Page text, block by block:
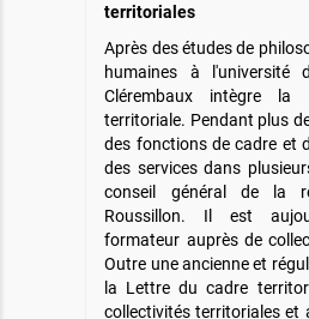
territoriales
Après des études de
humaines à l'université
Clérembaux intègre la
territoriale. Pendant plus
des fonctions de cadre et
des services dans
conseil général de la
Roussillon. Il est
formateur auprès de
Outre une ancienne et
la Lettre du cadre
collectivités territoriales et